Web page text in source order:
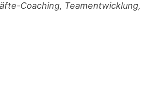
Coaching, Teamentwicklung,